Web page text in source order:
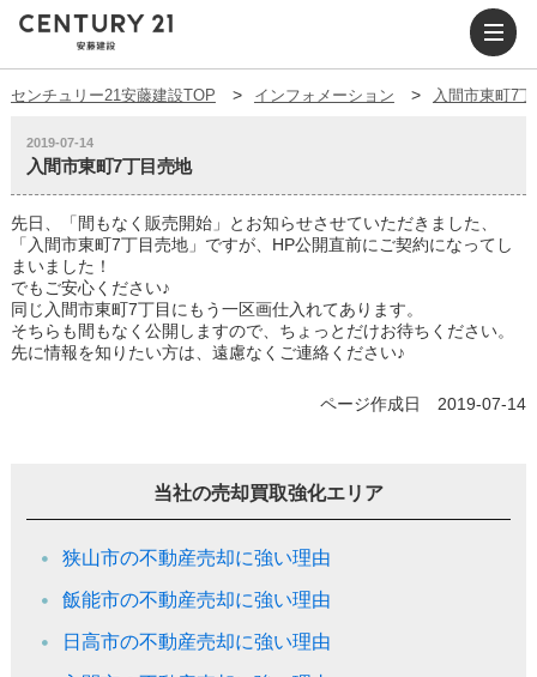
センチュリー21安藤建設TOP インフォメーション 入間市東町7
2019-07-14
入間市東町7丁目売地
先日、「間もなく販売開始」とお知らせさせていただきました、
「入間市東町7丁目売地」ですが、HP公開直前にご契約になってし
まいました！
でもご安心ください♪
同じ入間市東町7丁目にもう一区画仕入れてあります。
そちらも間もなく公開しますので、ちょっとだけお待ちください。
先に情報を知りたい方は、遠慮なくご連絡ください♪
ページ作成日 2019-07-14
当社の売却買取強化エリア
狭山市の不動産売却に強い理由
飯能市の不動産売却に強い理由
日高市の不動産売却に強い理由